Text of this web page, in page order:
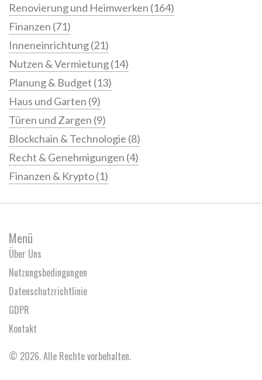
Renovierung und Heimwerken (164)
Finanzen (71)
Inneneinrichtung(21)
Nutzen & Vermietung(14)
Planung & Budget (13)
Haus und Garten (9)
Türen und Zargen (9)
Blockchain & Technologie (8)
Recht & Genehmigungen (4)
Finanzen & Krypto(1)
Menü
Über Uns
Nutzungsbedingungen
Datenschutzrichtlinie
GDPR
Kontakt
© 2026. Alle Rechte vorbehalten.